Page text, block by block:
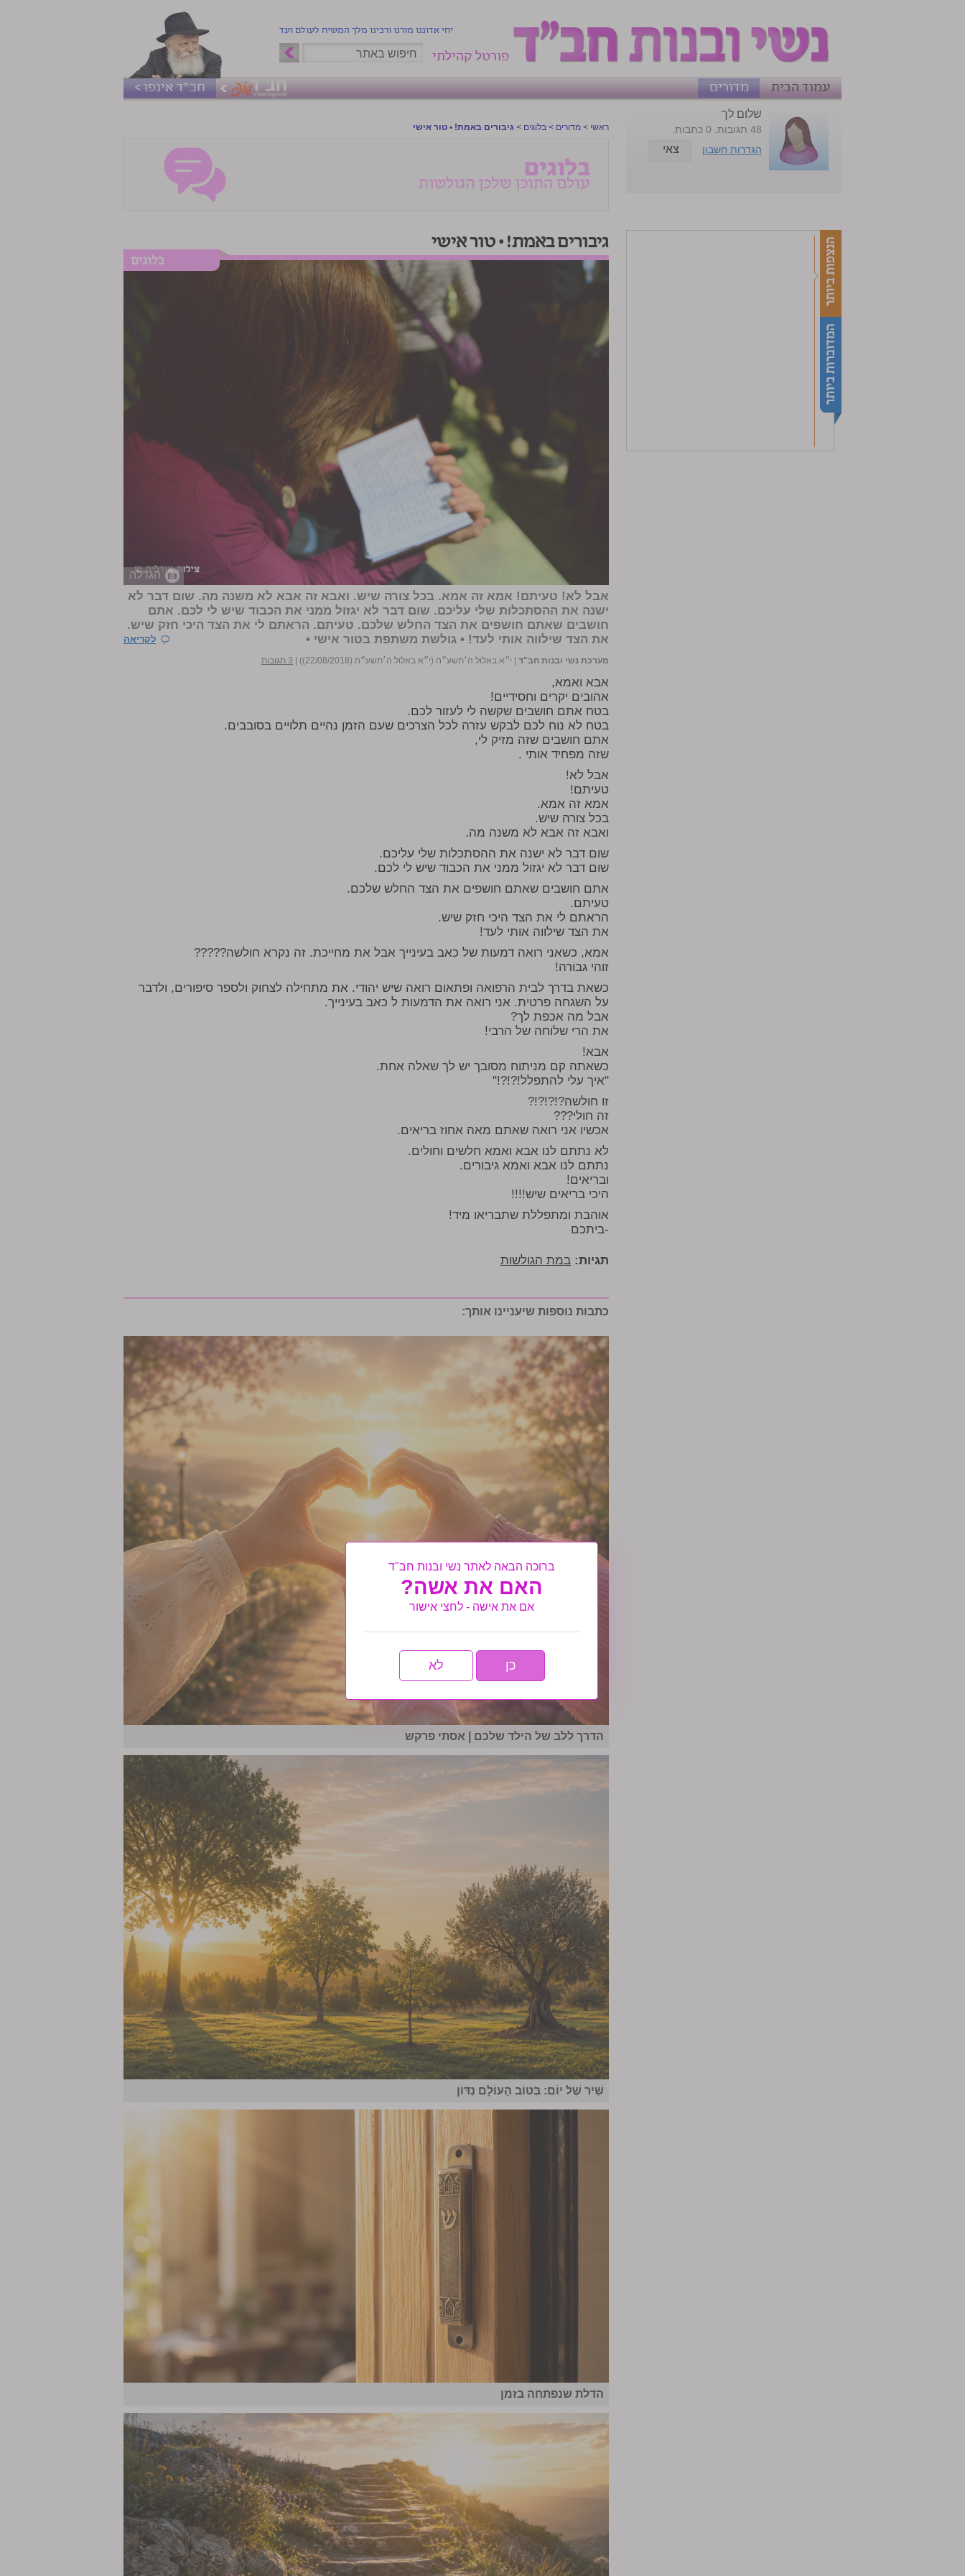
יחי אדוננו מורנו ורבינו מלך המשיח לעולם ועד
פורטל קהילתי
עמוד הבית
מדורים חב"ד אינפו >
ראשי > מדורים > בלוגים > גיבורים באמת! • טור אישי
גיבורים באמת! • טור אישי
הגדלה
אבל לא! טעיתם! אמא זה אמא. בכל צורה שיש. ואבא זה אבא לא משנה מה. שום דבר לא
ישנה את ההסתכלות שלי עליכם. שום דבר לא יגזול ממני את הכבוד שיש לי לכם. אתם
חושבים שאתם חושפים את הצד החלש שלכם. טעיתם. הראתם לי את הצד היכי חזק שיש.
את הצד שילווה אותי לעד! • גולשת משתפת בטור אישי •
לקריאה
מערכת נשי ובנות חב"ד י״א באלול ה׳תשע״ח (י״א באלול ה׳תשע״ח (22/08/2018)) 3 תגובות
אבא ואמא,
אהובים יקרים וחסידיים!
בטח אתם חושבים שקשה לי לעזור לכם.
בטח לא נוח לכם לבקש עזרה לכל הצרכים שעם הזמן נהיים תלויים בסובבים.
אתם חושבים שזה מזיק לי,
שזה מפחיד אותי .
אבל לא!
טעיתם!
אמא זה אמא.
בכל צורה שיש.
ואבא זה אבא לא משנה מה.
שום דבר לא ישנה את ההסתכלות שלי עליכם.
שום דבר לא יגזול ממני את הכבוד שיש לי לכם.
אתם חושבים שאתם חושפים את הצד החלש שלכם.
טעיתם.
הראתם לי את הצד היכי חזק שיש.
את הצד שילווה אותי לעד!
אמא, כשאני רואה דמעות של כאב בעינייך אבל את מחייכת. זה נקרא חולשה?????
זוהי גבורה!
כשאת בדרך לבית הרפואה ופתאום רואה שיש יהודי. את מתחילה לצחוק ולספר סיפורים, ולדבר
על השגחה פרטית. אני רואה את הדמעות ל כאב בעינייך.
אבל מה אכפת לך?
את הרי שלוחה של הרבי!
אבא!
כשאתה קם מניתוח מסובך יש לך שאלה אחת.
"איך עלי להתפלל!?!?!"
זו חולשה?!?!?!?
זה חולי???
אכשיו אני רואה שאתם מאה אחוז בריאים.
לא נתתם לנו אבא ואמא חלשים וחולים.
נתתם לנו אבא ואמא גיבורים.
ובריאים!
היכי בריאים שיש!!!!
אוהבת ומתפללת שתבריאו מיד!
-ביתכם
תגיות: במת הגולשות
כתבות נוספות שיעניינו אותך:
הדרך ללב של הילד שלכם | אסתי פרקש
שִׁיר שֶׁל יוֹם: בְּטוֹב הָעוֹלָם נִדּוֹן
הדלת שנפתחה בזמן
שלום לך
48 תגובות. 0 כתבות.
הגדרות חשבון
צאי
ברוכה הבאה לאתר נשי ובנות חב"ד
האם את אשה?
אם את אישה - לחצי אישור
כן לא